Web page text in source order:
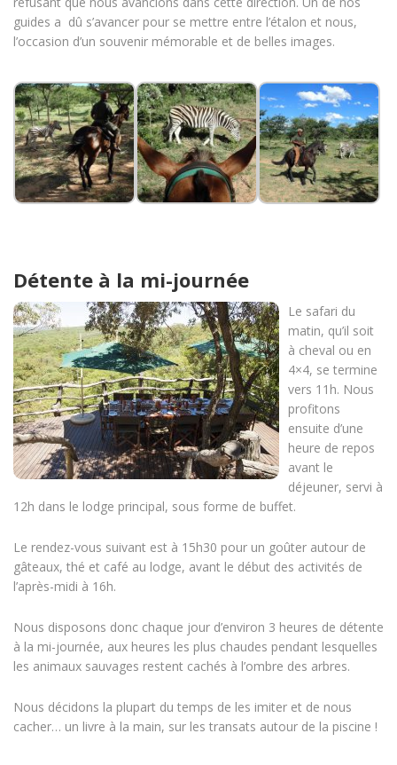
guides a dû s’avancer pour se mettre entre l’étalon et nous,
l’occasion d’un souvenir mémorable et de belles images.
Détente à la mi-journée
Le safari du
matin, qu’il soit
à cheval ou en
4×4, se termine
vers 11h. Nous
profitons
ensuite d’une
heure de repos
avant le
déjeuner, servi à
12h dans le lodge principal, sous forme de buffet.
Le rendez-vous suivant est à 15h30 pour un goûter autour de
gâteaux, thé et café au lodge, avant le début des activités de
l’après-midi à 16h.
Nous disposons donc chaque jour d’environ 3 heures de détente
à la mi-journée, aux heures les plus chaudes pendant lesquelles
les animaux sauvages restent cachés à l’ombre des arbres.
Nous décidons la plupart du temps de les imiter et de nous
cacher… un livre à la main, sur les transats autour de la piscine !